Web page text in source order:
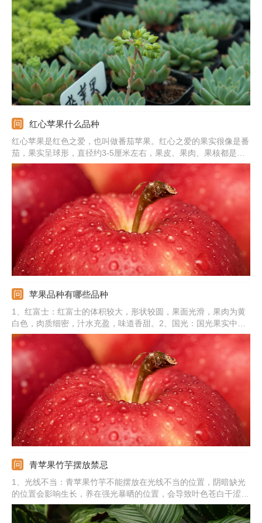
个小时，夏季要避免暴晒。合理浇水：生长期保持土壤湿润，大型
植株可适当控水，保证良好的通风性。
红心苹果什么品种
红心苹果是红色之爱，也叫做番茄苹果。红心之爱的果实很像是番
茄，果实呈球形，直径约3-5厘米左右，果皮、果肉、果核都是红
色的，果实切后不变色。红心苹果的果肉细密硬脆，汁水丰富，有
浓郁的香味，口感很好。红心苹果由瑞士水果种植家马库斯科波特
培育而成，后来传入我国，曾经在新疆广泛栽培。
苹果品种有哪些品种
1、红富士：红富士的体积较大，形状较圆，果面光滑，果肉为黄
白色，肉质细密，汁水充盈，味道香甜。2、国光：国光果实中等
大小，形状为扁圆形，果肉颜色为白色或淡黄色，肉质脆。3、金
冠：金冠果皮颜色为金黄色，肉质细密。4、其他：还有嘎拉、红
元帅、乔纳金、津轻、蛇果、红玉、桑萨、黄元帅、红星等。
青苹果竹芋摆放禁忌
1、光线不当：青苹果竹芋不能摆放在光线不当的位置，阴暗缺光
的位置会影响生长，养在强光暴晒的位置，会导致叶色苍白干涩，
甚至出现严重灼伤。2、温度不适：青苹果竹芋不能摆放在温度不
适宜的位置，会限制生长。3、电器旁边：青苹果竹芋摆放在电器